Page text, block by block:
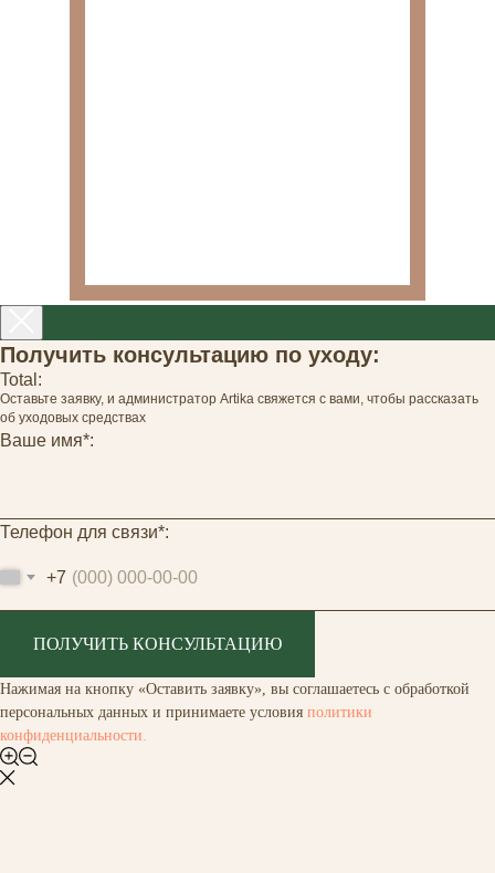
Получить консультацию по уходу:
Total:
Оставьте заявку, и администратор Artika свяжется с вами, чтобы рассказать
об уходовых средствах
Ваше имя*:
Телефон для связи*:
+7
ПОЛУЧИТЬ КОНСУЛЬТАЦИЮ
Нажимая на кнопку «Оставить заявку», вы соглашаетесь с обработкой
персональных данных и принимаете условия политики
конфиденциальности.